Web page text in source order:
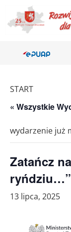
START
« Wszystkie
wydarzenie już
Zatańcz
13 lipca, 2025